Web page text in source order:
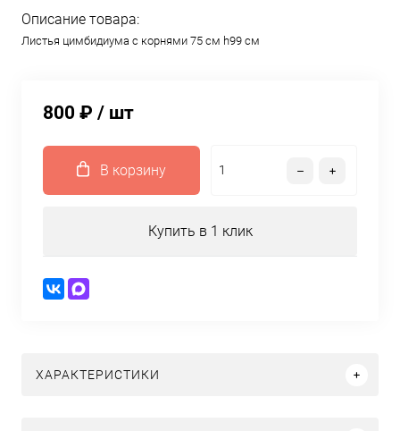
Описание товара:
Листья цимбидиума с корнями 75 см h99 см
800 ₽ / шт
В корзину
Купить в 1 клик
ХАРАКТЕРИСТИКИ